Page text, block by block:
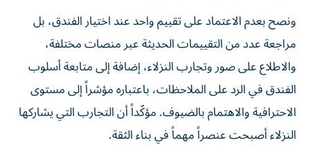
ونصح بعدم الاعتماد على تقييم واحد عند اختيار الفندق، بل
مراجعة عدد من التقييمات الحديثة عبر منصات مختلفة،
والاطلاع على صور وتجارب النزلاء، إضافة إلى متابعة أسلوب
الفندق في الرد على الملاحظات، باعتباره مؤشراً إلى مستوى
الاحترافية والاهتمام بالضيوف. مؤكّداً أن التجارب التي يشاركها
النزلاء أصبحت عنصراً مهماً في بناء الثقة.